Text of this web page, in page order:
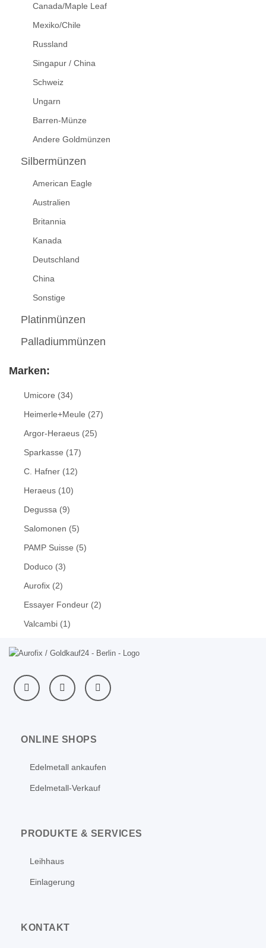
Canada/Maple Leaf
Mexiko/Chile
Russland
Singapur / China
Schweiz
Ungarn
Barren-Münze
Andere Goldmünzen
Silbermünzen
American Eagle
Australien
Britannia
Kanada
Deutschland
China
Sonstige
Platinmünzen
Palladiummünzen
Marken:
Umicore (34)
Heimerle+Meule (27)
Argor-Heraeus (25)
Sparkasse (17)
C. Hafner (12)
Heraeus (10)
Degussa (9)
Salomonen (5)
PAMP Suisse (5)
Doduco (3)
Aurofix (2)
Essayer Fondeur (2)
Valcambi (1)
ONLINE SHOPS
Edelmetall ankaufen
Edelmetall-Verkauf
PRODUKTE & SERVICES
Leihhaus
Einlagerung
KONTAKT